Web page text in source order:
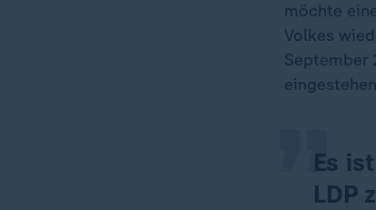
möchte
Volkes
September
Es
LDP
„